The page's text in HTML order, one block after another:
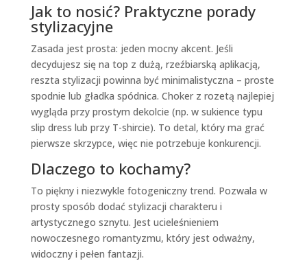
Jak to nosić? Praktyczne porady
stylizacyjne
Zasada jest prosta: jeden mocny akcent. Jeśli
decydujesz się na top z dużą, rzeźbiarską aplikacją,
reszta stylizacji powinna być minimalistyczna – proste
spodnie lub gładka spódnica. Choker z rozetą najlepiej
wygląda przy prostym dekolcie (np. w sukience typu
slip dress lub przy T-shircie). To detal, który ma grać
pierwsze skrzypce, więc nie potrzebuje konkurencji.
Dlaczego to kochamy?
To piękny i niezwykle fotogeniczny trend. Pozwala w
prosty sposób dodać stylizacji charakteru i
artystycznego sznytu. Jest ucieleśnieniem
nowoczesnego romantyzmu, który jest odważny,
widoczny i pełen fantazji.